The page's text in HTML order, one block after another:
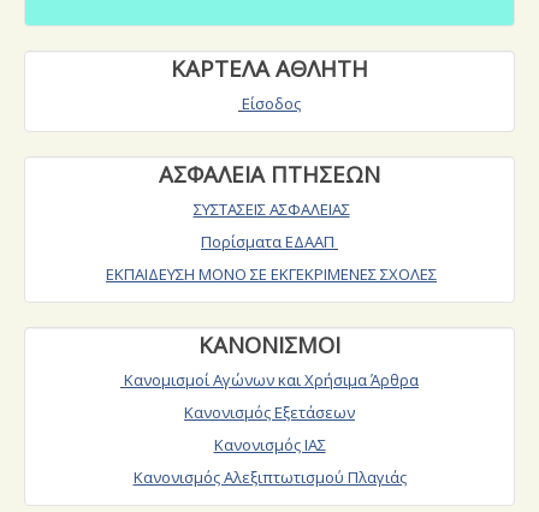
ΚΑΡΤΕΛΑ ΑΘΛΗΤΗ
Είσοδος
ΑΣΦΑΛΕΙΑ ΠΤΗΣΕΩΝ
ΣΥΣΤΑΣΕΙΣ ΑΣΦΑΛΕΙΑΣ
Πορίσματα ΕΔΑΑΠ
ΕΚΠΑΙΔΕΥΣΗ ΜΟΝΟ ΣΕ ΕΚΓΕΚΡΙΜΕΝΕΣ ΣΧΟΛΕΣ
ΚΑΝΟΝΙΣΜΟΙ
Κανομισμοί Αγώνων και Χρήσιμα Άρθρα
Κανονισμός Εξετάσεων
Κανονισμός ΙΑΣ
Κανονισμός Αλεξιπτωτισμού Πλαγιάς